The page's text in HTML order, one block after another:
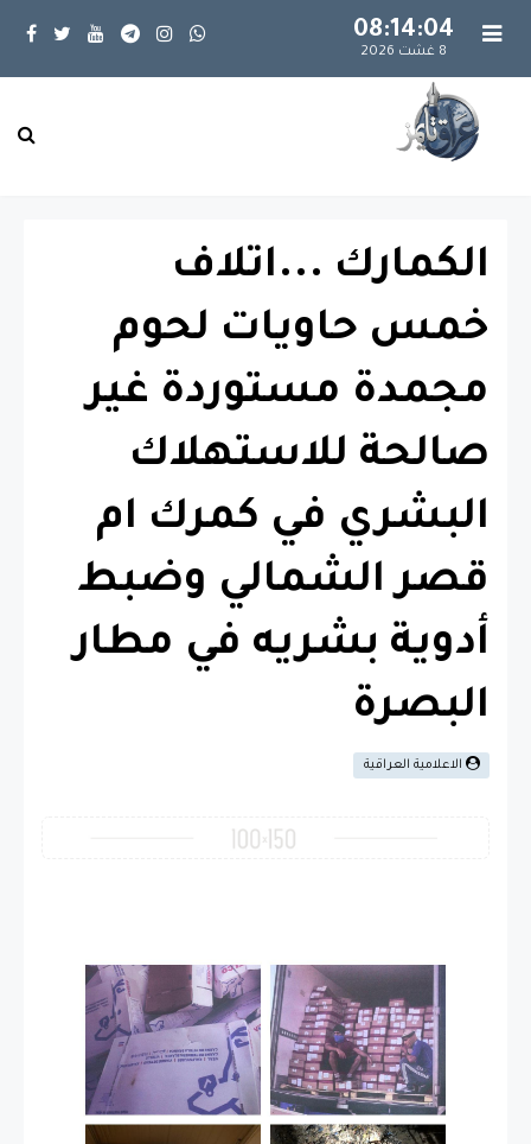
08:14:04
8 غشت 2026
الكمارك ...اتلاف
خمس حاويات لحوم
مجمدة مستوردة غير
صالحة للاستهلاك
البشري في كمرك ام
قصر الشمالي وضبط
أدوية بشريه في مطار
البصرة
الاعلامية العراقية